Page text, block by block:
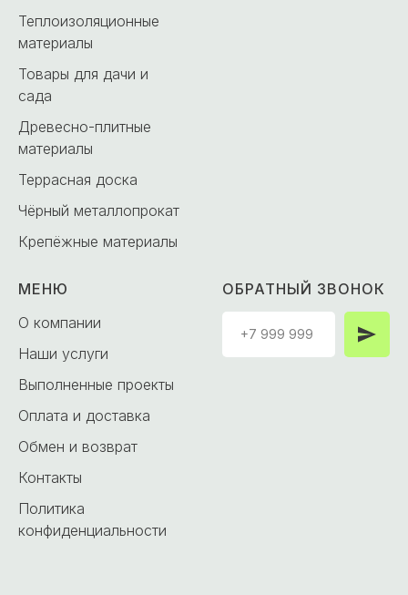
Теплоизоляционные
материалы
Товары для дачи и
сада
Древесно-плитные
материалы
Террасная доска
Чёрный металлопрокат
Крепёжные материалы
МЕНЮ
О компании
Наши услуги
Выполненные проекты
Оплата и доставка
Обмен и возврат
Контакты
Политика
конфиденциальности
ОБРАТНЫЙ ЗВОНОК